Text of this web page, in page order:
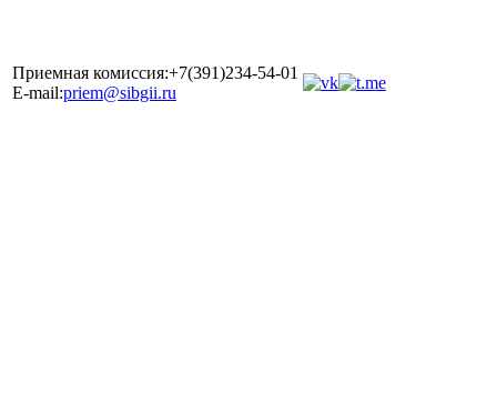
Приемная комиссия:+7(391)234-54-01
E-mail:priem@sibgii.ru